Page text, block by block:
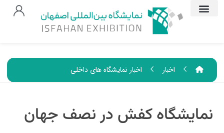
اخبار اخبار نمایشگاه های داخلی
نمایشگاه کفش در نصف جهان